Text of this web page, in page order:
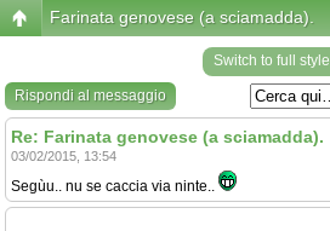
Farinata genovese (a sciamadda).
Switch to full style
Rispondi al messaggio
Re: Farinata genovese (a sciamadda).
03/02/2015, 13:54
Segùu.. nu se caccia via ninte..